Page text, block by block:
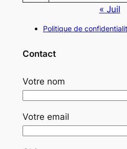
« Juil
Politique de
Contact
Votre nom
Votre email